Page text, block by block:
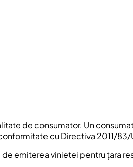
de consumator. Un
cu Directiva 2011/83/
emiterea vinietei pentru țara